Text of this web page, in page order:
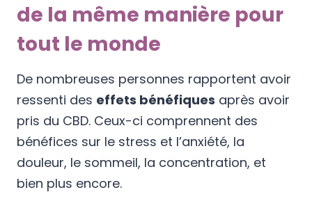
de la même manière pour
tout le monde
De nombreuses personnes rapportent avoir
ressenti des effets bénéfiques après avoir
pris du CBD. Ceux-ci comprennent des
bénéfices sur le stress et l’anxiété, la
douleur, le sommeil, la concentration, et
bien plus encore.